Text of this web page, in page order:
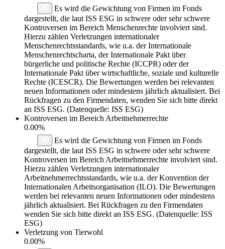
Es wird die Gewichtung von Firmen im Fonds
dargestellt, die laut ISS ESG in schwere oder sehr schwere
Kontroversen im Bereich Menschenrechte involviert sind.
Hierzu zählen Verletzungen internationaler
Menschenrechtsstandards, wie u.a. der Internationale
Menschenrechtscharta, der Internationale Pakt über
bürgerliche und politische Rechte (ICCPR) oder der
Internationale Pakt über wirtschaftliche, soziale und kulturelle
Rechte (ICESCR). Die Bewertungen werden bei relevanten
neuen Informationen oder mindestens jährlich aktualisiert. Bei
Rückfragen zu den Firmendaten, wenden Sie sich bitte direkt
an ISS ESG. (Datenquelle: ISS ESG)
Kontroversen im Bereich Arbeitnehmerrechte
0.00%
Es wird die Gewichtung von Firmen im Fonds
dargestellt, die laut ISS ESG in schwere oder sehr schwere
Kontroversen im Bereich Arbeitnehmerrechte involviert sind.
Hierzu zählen Verletzungen internationaler
Arbeitnehmerrechtsstandards, wie u.a. der Konvention der
Internationalen Arbeitsorganisation (ILO). Die Bewertungen
werden bei relevanten neuen Informationen oder mindestens
jährlich aktualisiert. Bei Rückfragen zu den Firmendaten
wenden Sie sich bitte direkt an ISS ESG. (Datenquelle: ISS
ESG)
Verletzung von Tierwohl
0.00%